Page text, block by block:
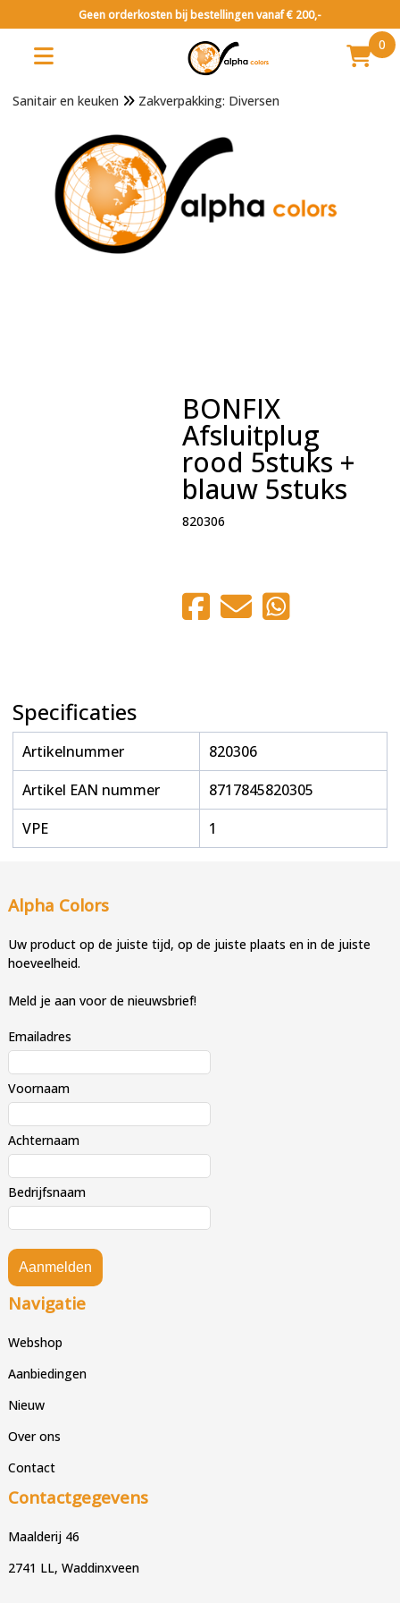
Geen orderkosten bij bestellingen vanaf € 200,-
0
Sanitair en keuken Zakverpakking: Diversen
BONFIX
Afsluitplug
rood 5stuks +
blauw 5stuks
820306
Specificaties
Artikelnummer
820306
Artikel EAN nummer
8717845820305
VPE
1
Alpha Colors
Uw product op de juiste tijd, op de juiste plaats en in de juiste
hoeveelheid.
Meld je aan voor de nieuwsbrief!
Emailadres
Voornaam
Achternaam
Bedrijfsnaam
Aanmelden
Navigatie
Webshop
Aanbiedingen
Nieuw
Over ons
Contact
Contactgegevens
Maalderij 46
2741 LL, Waddinxveen